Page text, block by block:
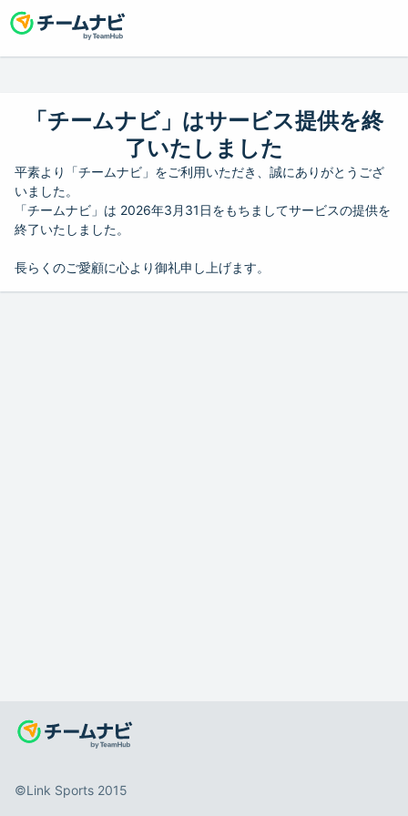
「チームナビ」はサービス提供を終
了いたしました
平素より「チームナビ」をご利用いただき、誠にありがとうござ
いました。
「チームナビ」は 2026年3月31日をもちましてサービスの提供を
終了いたしました。
長らくのご愛顧に心より御礼申し上げます。
©️Link Sports 2015